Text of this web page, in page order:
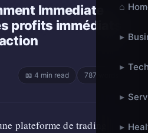
⌂
▸
▸
▸
▸
Immediate
profits immédiats
📖 4 min read 787 words
plateforme de trading